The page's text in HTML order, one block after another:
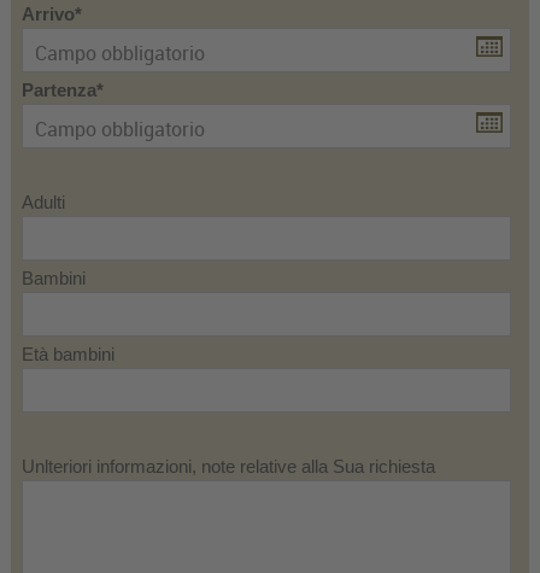
Arrivo
Partenza
Adulti
Bambini
Età bambini
Unlteriori informazioni, note relative alla Sua richiesta